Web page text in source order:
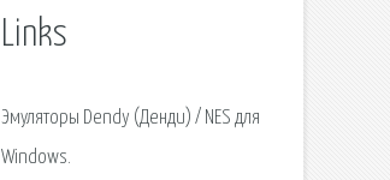
Links
Эмуляторы Dendy (Денди) / NES для
Windows.